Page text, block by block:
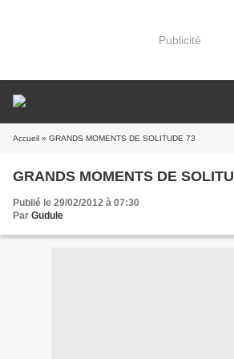
Publicité
Accueil » GRANDS MOMENTS DE SOLITUDE 73
GRANDS MOMENTS DE
Publié le 29/02/2012 à 07:30
Par Gudule